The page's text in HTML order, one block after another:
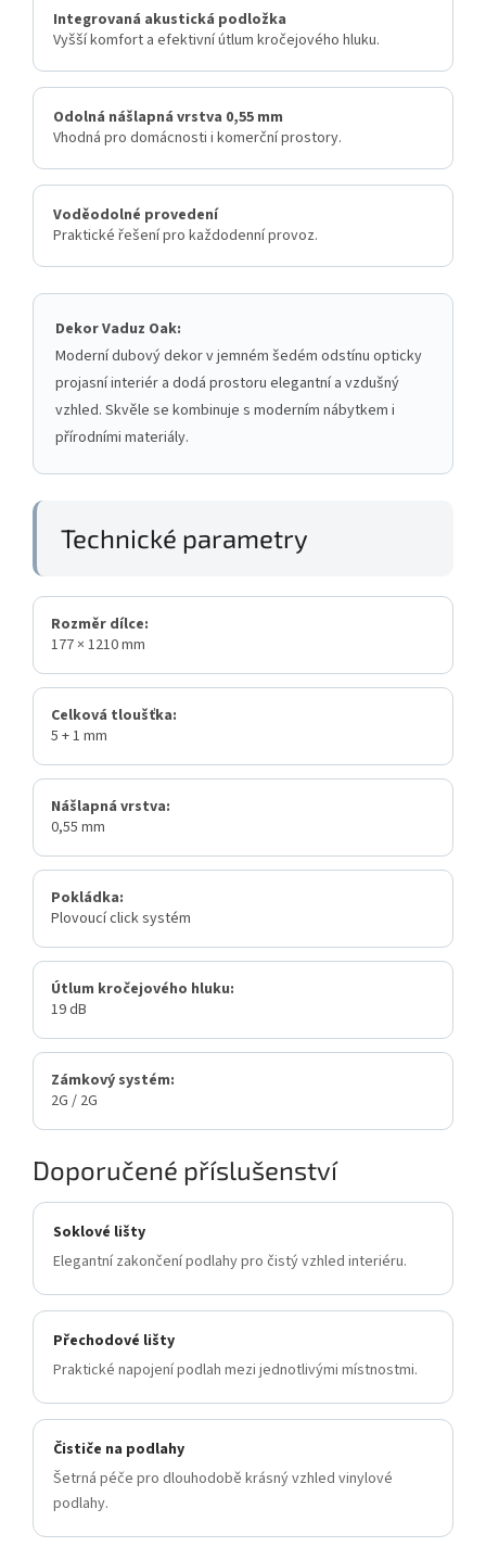
Integrovaná akustická podložka
Vyšší komfort a efektivní útlum kročejového hluku.
Odolná nášlapná vrstva 0,55 mm
Vhodná pro domácnosti i komerční prostory.
Voděodolné provedení
Praktické řešení pro každodenní provoz.
Dekor Vaduz Oak:
Moderní dubový dekor v jemném šedém odstínu opticky
projasní interiér a dodá prostoru elegantní a vzdušný
vzhled. Skvěle se kombinuje s moderním nábytkem i
přírodními materiály.
Technické parametry
Rozměr dílce:
177 × 1210 mm
Celková tloušťka:
5 + 1 mm
Nášlapná vrstva:
0,55 mm
Pokládka:
Plovoucí click systém
Útlum kročejového hluku:
19 dB
Zámkový systém:
2G / 2G
Doporučené příslušenství
Soklové lišty
Elegantní zakončení podlahy pro čistý vzhled interiéru.
Přechodové lišty
Praktické napojení podlah mezi jednotlivými místnostmi.
Čističe na podlahy
Šetrná péče pro dlouhodobě krásný vzhled vinylové
podlahy.